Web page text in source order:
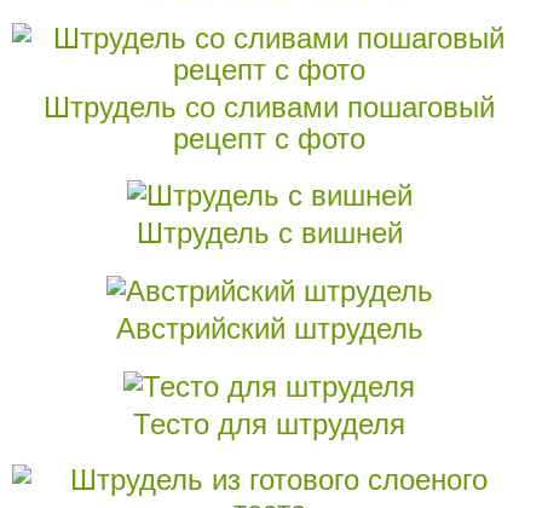
Штрудель со сливами пошаговый
рецепт с фото
Штрудель с вишней
Австрийский штрудель
Тесто для штруделя